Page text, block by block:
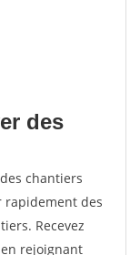
des
chantiers
rapidement des
Recevez
rejoignant